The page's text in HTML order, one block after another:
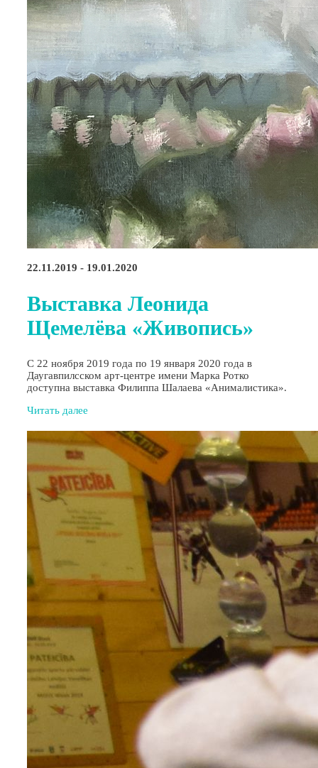
22.11.2019 - 19.01.2020
Выставка Леонида
Щемелёва «Живопись»
С 22 ноября 2019 года по 19 января 2020 года в
Даугавпилсском арт-центре имени Марка Ротко
доступна выставка Филиппа Шалаева «Анималистика».
Читать далее